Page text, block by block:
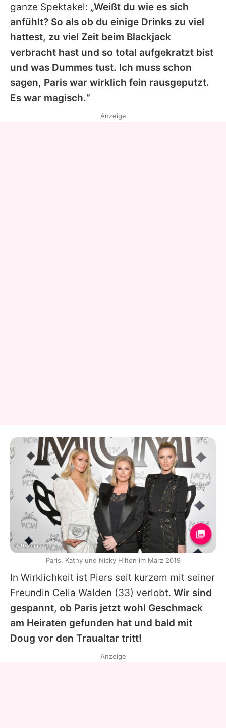
ganze Spektakel: „Weißt du wie es sich
anfühlt? So als ob du einige Drinks zu viel
hattest, zu viel Zeit beim Blackjack
verbracht hast und so total aufgekratzt bist
und was Dummes tust. Ich muss schon
sagen, Paris war wirklich fein rausgeputzt.
Es war magisch.“
In Wirklichkeit ist Piers seit kurzem mit seiner
Freundin Celia Walden (33) verlobt. Wir sind
gespannt, ob Paris jetzt wohl Geschmack
am Heiraten gefunden hat und bald mit
Doug vor den Traualtar tritt!
Anzeige
Getty Images
Paris, Kathy und Nicky Hilton im März 2019
Anzeige